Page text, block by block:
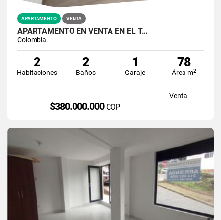
APARTAMENTO VENTA
APARTAMENTO EN VENTA EN EL T…
Colombia
2
Habitaciones
2
Baños
1
Garaje
78
Área m2
Venta
$380.000.000 COP